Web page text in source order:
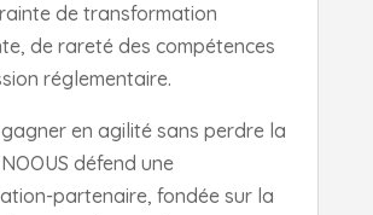
de transformation
de rareté des compétences
réglementaire.
en agilité sans perdre la
défend une
partenaire, fondée sur la